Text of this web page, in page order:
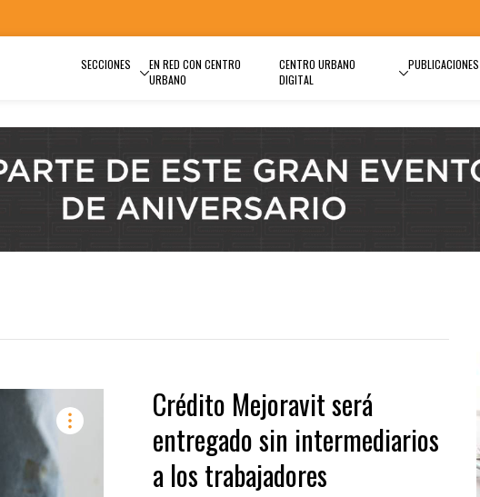
SECCIONES
EN RED CON CENTRO
URBANO
CENTRO URBANO
DIGITAL
PUBLICACIONES
Crédito Mejoravit será
entregado sin intermediarios
a los trabajadores